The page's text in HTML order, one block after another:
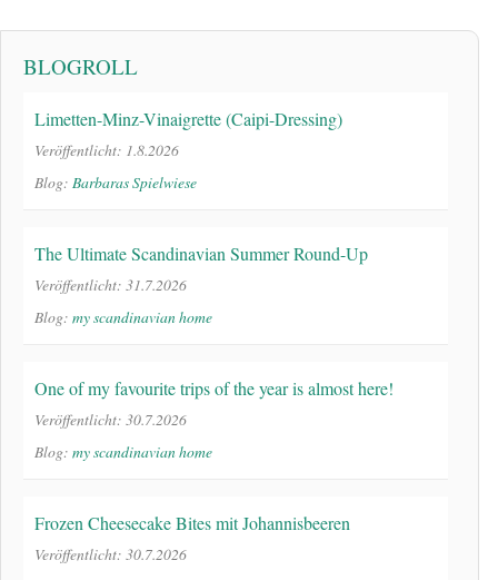
BLOGROLL
Limetten-Minz-Vinaigrette (Caipi-Dressing)
Veröffentlicht: 1.8.2026
Blog: Barbaras Spielwiese
The Ultimate Scandinavian Summer Round-Up
Veröffentlicht: 31.7.2026
Blog: my scandinavian home
One of my favourite trips of the year is almost here!
Veröffentlicht: 30.7.2026
Blog: my scandinavian home
Frozen Cheesecake Bites mit Johannisbeeren
Veröffentlicht: 30.7.2026